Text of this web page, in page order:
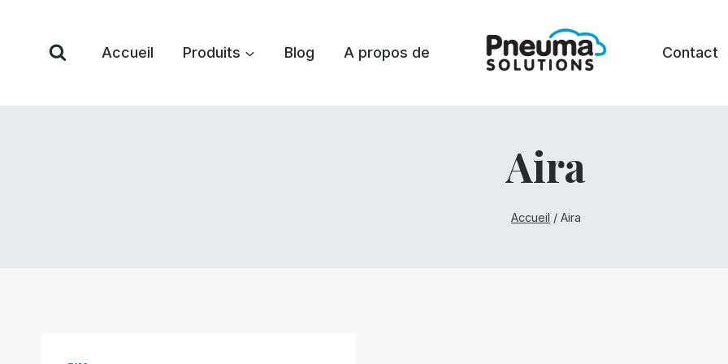
content
Accueil Produits Blog A propos de Contact
Aira
Accueil / Aira